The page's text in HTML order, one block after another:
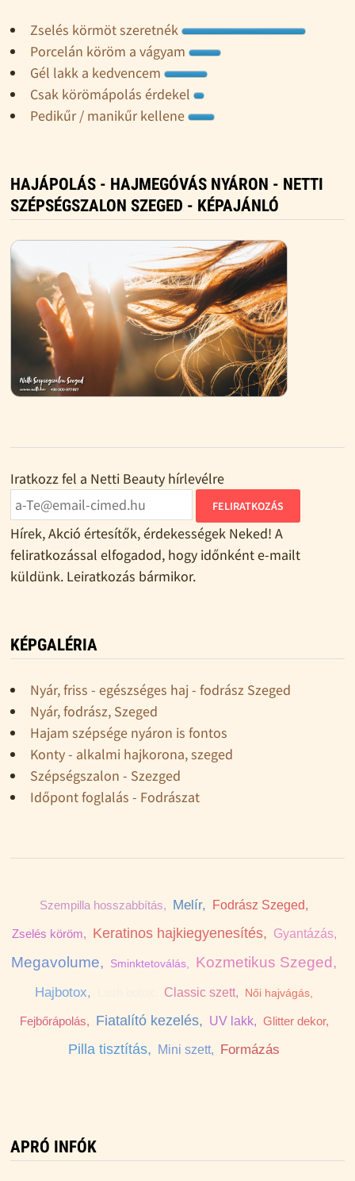
Zselés körmöt szeretnék
Porcelán köröm a vágyam
Gél lakk a kedvencem
Csak körömápolás érdekel
Pedikűr / manikűr kellene
HAJÁPOLÁS - HAJMEGÓVÁS NYÁRON - NETTI
SZÉPSÉGSZALON SZEGED - KÉPAJÁNLÓ
Iratkozz fel a Netti Beauty hírlevélre
FELIRATKOZÁS
Hírek, Akció értesítők, érdekességek Neked! A
feliratkozással elfogadod, hogy időnként e-mailt
küldünk. Leiratkozás bármikor.
KÉPGALÉRIA
Nyár, friss - egészséges haj - fodrász Szeged
Nyár, fodrász, Szeged
Hajam szépsége nyáron is fontos
Konty - alkalmi hajkorona, szeged
Szépségszalon - Szezged
Időpont foglalás - Fodrászat
Szempilla hosszabbítás, Melír, Fodrász Szeged,
Zselés köröm, Keratinos hajkiegyenesítés, Gyantázás,
Megavolume, Sminktetoválás, Kozmetikus Szeged,
Hajbotox, Classic szett, Női hajvágás,
Fejbőrápolás, Fiatalító kezelés, UV lakk, Glitter dekor,
Pilla tisztítás, Mini szett, Formázás
APRÓ INFÓK